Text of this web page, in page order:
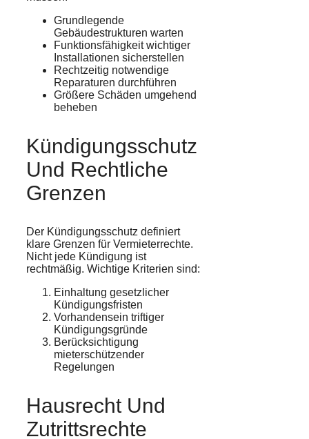
Grundlegende
Gebäudestrukturen warten
Funktionsfähigkeit wichtiger
Installationen sicherstellen
Rechtzeitig notwendige
Reparaturen durchführen
Größere Schäden umgehend
beheben
Kündigungsschutz
Und Rechtliche
Grenzen
Der Kündigungsschutz definiert
klare Grenzen für Vermieterrechte.
Nicht jede Kündigung ist
rechtmäßig. Wichtige Kriterien sind:
Einhaltung gesetzlicher
Kündigungsfristen
Vorhandensein triftiger
Kündigungsgründe
Berücksichtigung
mieterschützender
Regelungen
Hausrecht Und
Zutrittsrechte